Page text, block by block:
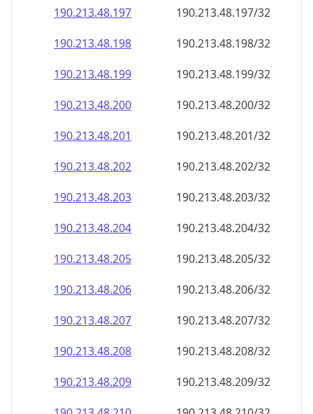
190.213.48.197
190.213.48.197/32
190.213.48.198
190.213.48.198/32
190.213.48.199
190.213.48.199/32
190.213.48.200
190.213.48.200/32
190.213.48.201
190.213.48.201/32
190.213.48.202
190.213.48.202/32
190.213.48.203
190.213.48.203/32
190.213.48.204
190.213.48.204/32
190.213.48.205
190.213.48.205/32
190.213.48.206
190.213.48.206/32
190.213.48.207
190.213.48.207/32
190.213.48.208
190.213.48.208/32
190.213.48.209
190.213.48.209/32